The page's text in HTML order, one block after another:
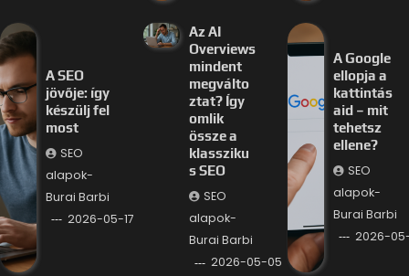
A SEO
jövője: így
készülj fel
most
SEO
alapok-
Burai Barbi
2026-05-17
Az AI
Overviews
mindent
megválto
ztat? Így
omlik
össze a
klassziku
s SEO
SEO
alapok-
Burai Barbi
2026-05-05
A Google
ellopja a
kattintás
aid – mit
tehetsz
ellene?
SEO
alapok-
Burai Barbi
2026-